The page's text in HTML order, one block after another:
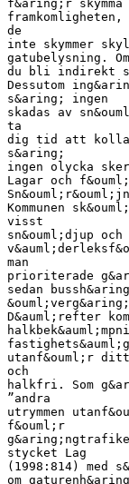
f&aring;r
de
inte skymmer
gatubelysning.
du bli indirekt
Dessutom
s&aring; ingen
skadas av
ta
dig tid att
s&aring;
ingen olycka
Lagar och
Kommunen
visst
sn&ouml;djup
man
prioriterade
sedan
D&auml;refter
utanf&ouml;r ditt
och
halkfri. Som
”andra
utrymmen
f&ouml;r
stycket Lag
(1998:814) med
om